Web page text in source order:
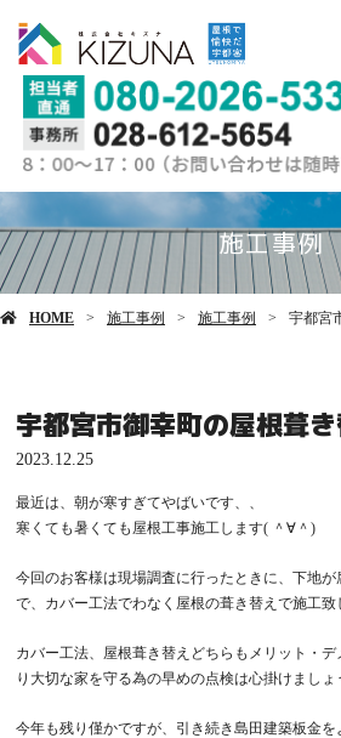
施工事例
HOME 施工事例 施工事例 宇都宮
宇都宮市御幸町の屋根葺
2023.12.25
最近は、朝が寒すぎてやばいです、、
寒くても暑くても屋根工事施工します( ＾∀＾)
今回のお客様は現場調査に行ったときに、下地
で、カバー工法でわなく屋根の葺き替えで施工致
カバー工法、屋根葺き替えどちらもメリット・
り大切な家を守る為の早めの点検は心掛けましょ
今年も残り僅かですが、引き続き島田建築板金を